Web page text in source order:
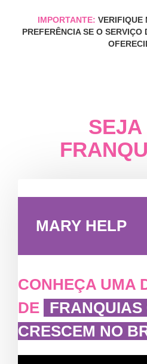
IMPORTANTE: VERIFIQUE
PREFERÊNCIA SE O
SEJA
MARY HELP
CONHEÇA UMA
DE FRANQUIAS
CRESCEM NO